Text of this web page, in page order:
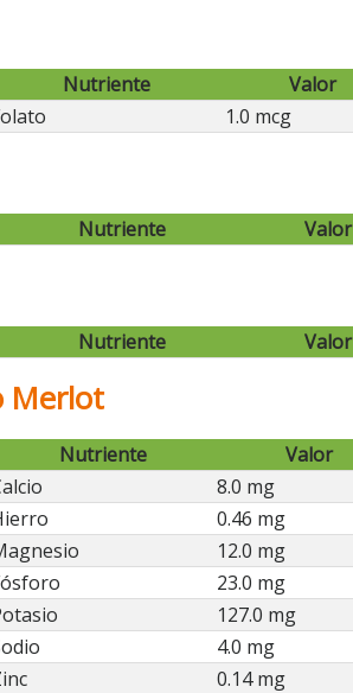
Nutriente
Valor
1.0 mcg
Nutriente Valor
Nutriente Valor
Merlot
Nutriente
Valor
8.0 mg
0.46 mg
12.0 mg
23.0 mg
127.0 mg
4.0 mg
0.14 mg